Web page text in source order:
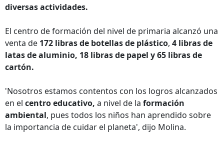
diversas actividades.
El centro de formación del nivel de primaria alcanzó una
venta de 172 libras de botellas de plástico, 4 libras de
latas de aluminio, 18 libras de papel y 65 libras de
cartón.
'Nosotros estamos contentos con los logros alcanzados
en el centro educativo, a nivel de la formación
ambiental, pues todos los niños han aprendido sobre
la importancia de cuidar el planeta', dijo Molina.